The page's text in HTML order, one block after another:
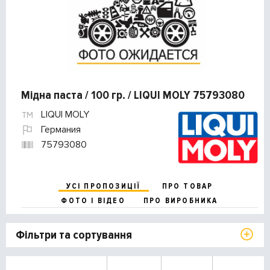
Мідна паста / 100 гр. / LIQUI MOLY 75793080
LIQUI MOLY
Германия
75793080
УСІ ПРОПОЗИЦІЇ
ПРО ТОВАР
ФОТО І ВІДЕО
ПРО ВИРОБНИКА
Фільтри та сортування